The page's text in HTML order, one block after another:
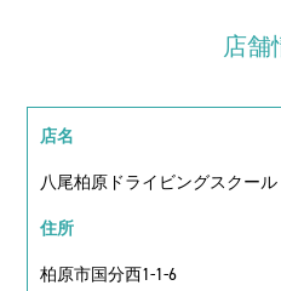
店舗
店名
八尾柏原ドライビングスクール
住所
柏原市国分西1-1-6